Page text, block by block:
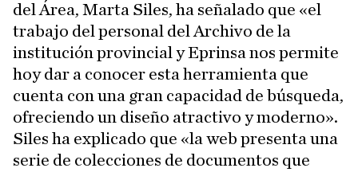
del Área, Marta Siles, ha señalado que «el
trabajo del personal del Archivo de la
institución provincial y Eprinsa nos permite
hoy dar a conocer esta herramienta que
cuenta con una gran capacidad de búsqueda,
ofreciendo un diseño atractivo y moderno».
Siles ha explicado que «la web presenta una
serie de colecciones de documentos que